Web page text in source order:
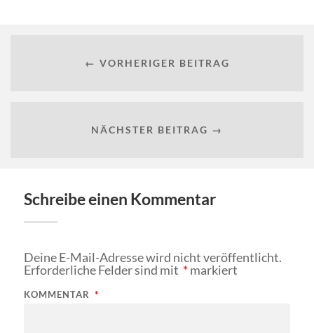
← VORHERIGER BEITRAG
NÄCHSTER BEITRAG →
Schreibe einen Kommentar
Deine E-Mail-Adresse wird nicht veröffentlicht.
Erforderliche Felder sind mit *markiert
KOMMENTAR *